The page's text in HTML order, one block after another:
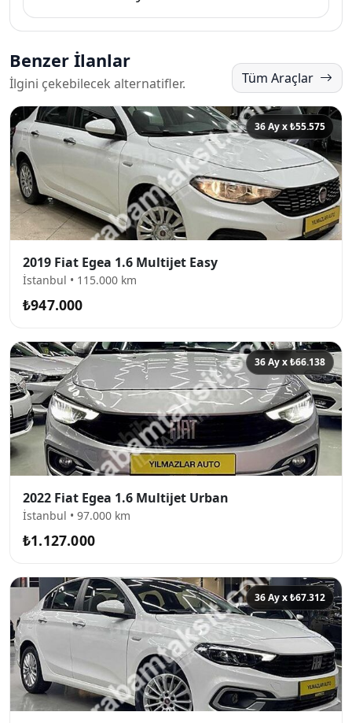
Benzer İlanlar
İlgini çekebilecek alternatifler. Tüm Araçlar
36 Ay x ₺55.575
2019 Fiat Egea 1.6 Multijet Easy
İstanbul • 115.000 km
₺947.000
36 Ay x ₺66.138
2022 Fiat Egea 1.6 Multijet Urban
İstanbul • 97.000 km
₺1.127.000
36 Ay x ₺67.312